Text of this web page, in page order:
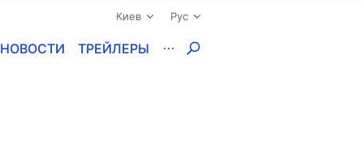
Киев Рус
НОВОСТИ ТРЕЙЛЕРЫ